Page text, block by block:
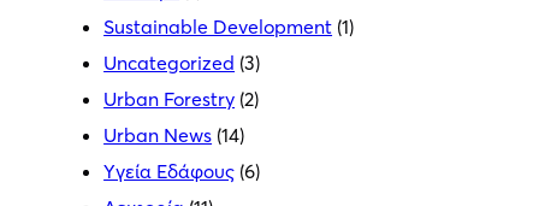
Sustainable Development (1)
Uncategorized (3)
Urban Forestry (2)
Urban News (14)
Yγεία Εδάφους (6)